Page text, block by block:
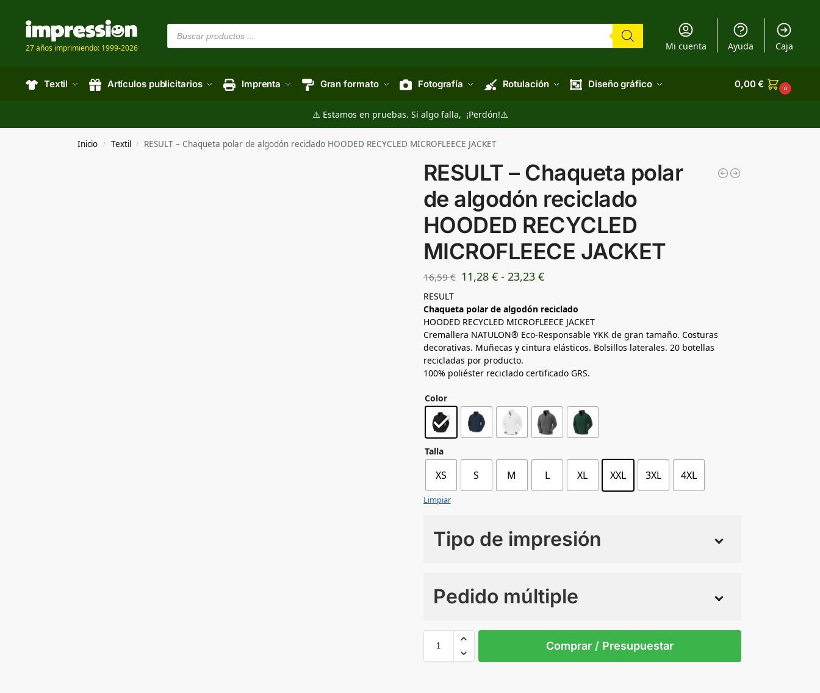
27 años imprimiendo: 1999-2026 Mi cuenta Ayuda Caja
Textil Artículos publicitarios Imprenta Gran formato Fotografía Rotulación Diseño gráfico 0,00€ 0
⚠️ Estamos en pruebas. Si algo falla, ¡Perdón!⚠️
Inicio / Textil / RESULT – Chaqueta polar de algodón reciclado HOODED RECYCLED MICROFLEECE JACKET
RESULT – Chaqueta polar
de algodón reciclado
HOODED RECYCLED
MICROFLEECE JACKET
16,59€ 11,28 € - 23,23 €
RESULT
Chaqueta polar de algodón reciclado
HOODED RECYCLED MICROFLEECE JACKET
Cremallera NATULON® Eco-Responsable YKK de gran tamaño. Costuras
decorativas. Muñecas y cintura elásticos. Bolsillos laterales. 20 botellas
recicladas por producto.
100% poliéster reciclado certificado GRS.
Color
Talla
XS S M L XL XXL 3XL 4XL
Limpiar
Tipo de impresión
Pedido múltiple
Black
Comprar / Presupuestar